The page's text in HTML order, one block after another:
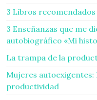
3 Libros
3 Enseñanzas que me
autobiográfico «Mi
La trampa de la
Mujeres
productividad